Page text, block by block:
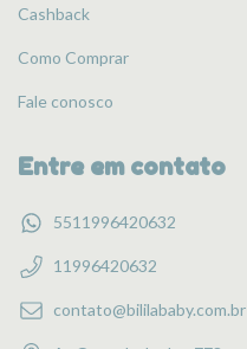
Cashback
Como Comprar
Fale conosco
Entre em contato
5511996420632
11996420632
contato@bililababy.com.br